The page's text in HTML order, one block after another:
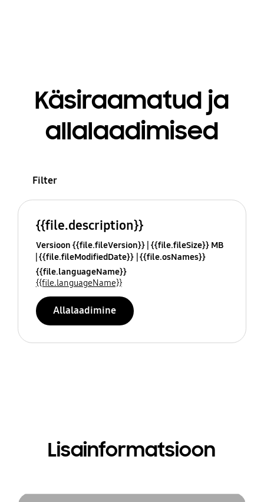
Käsiraamatud ja
allalaadimised
Filter
{{file.description}}
Versioon {{file.fileVersion}} {{file.fileSize}} MB
{{file.fileModifiedDate}} {{file.osNames}}
{{file.languageName}}
{{file.languageName}}
Allalaadimine
Lisainformatsioon